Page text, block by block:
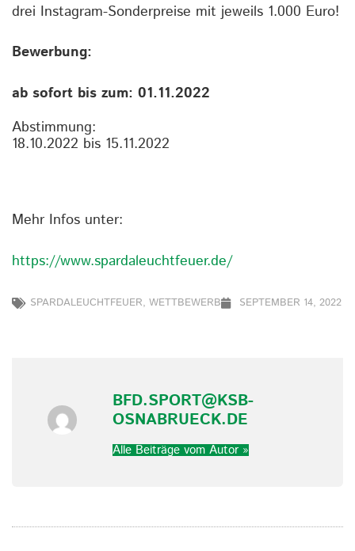
drei Instagram-Sonderpreise mit jeweils 1.000 Euro!
Bewerbung:
ab sofort bis zum: 01.11.2022
Abstimmung:
18.10.2022 bis 15.11.2022
Mehr Infos unter:
https://www.spardaleuchtfeuer.de/
SPARDALEUCHTFEUER, WETTBEWERB SEPTEMBER 14, 2022
BFD.SPORT@KSB-
OSNABRUECK.DE
Alle Beiträge vom Autor »